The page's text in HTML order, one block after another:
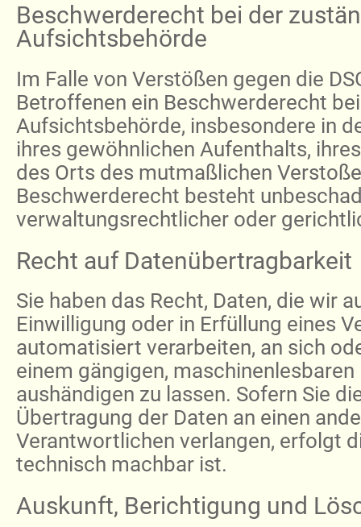
Beschwerderecht bei der
Aufsichtsbehörde
Im Falle von Verstößen gegen die
Betroffenen ein Beschwerderecht
Aufsichtsbehörde, insbesondere in
ihres gewöhnlichen Aufenthalts,
des Orts des mutmaßlichen
Beschwerderecht besteht
verwaltungsrechtlicher oder
Recht auf Datenübertragbarkeit
Sie haben das Recht, Daten, die wir
Einwilligung oder in Erfüllung eines
automatisiert verarbeiten, an sich
einem gängigen,
aushändigen zu lassen. Sofern Sie
Übertragung der Daten an einen
Verantwortlichen verlangen, erfolgt
technisch machbar ist.
Auskunft, Berichtigung und